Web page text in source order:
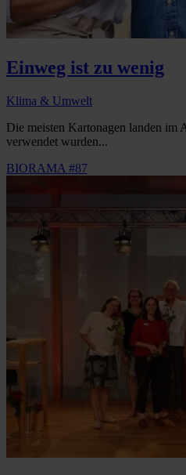
Einweg ist zu wenig
Klima & Umwelt
Die meisten Kartonagen landen im
verwendet wurden...
BIORAMA #87